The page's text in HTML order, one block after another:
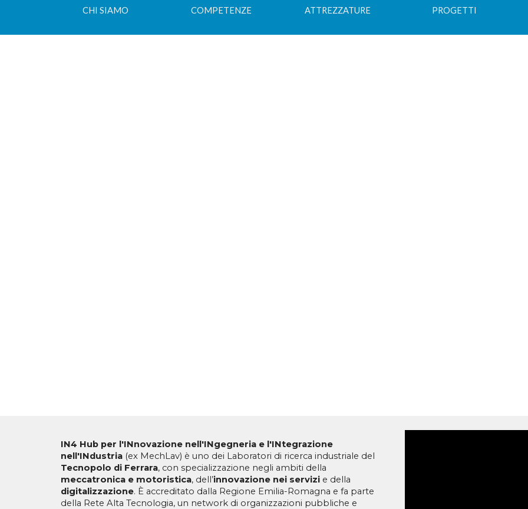
CHI SIAMO COMPETENZE ATTREZZATURE PROGETTI
IN4 Hub per l'INnovazione nell'INgegneria e l'INtegrazione
nell'INdustria(ex MechLav) è uno dei Laboratori di ricerca industriale del
Tecnopolo di Ferrara, con specializzazione negli ambiti della
meccatronica e motoristica, dell’innovazione nei servizie della
digitalizzazione. È accreditato dalla Regione Emilia-Romagna e fa parte
della Rete Alta Tecnologia, un network di organizzazioni pubbliche e